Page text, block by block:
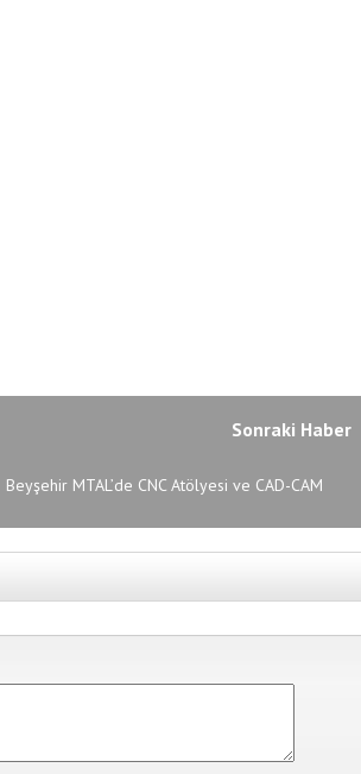
Sonraki Haber
Beyşehir MTAL’de CNC Atölyesi ve CAD-CAM